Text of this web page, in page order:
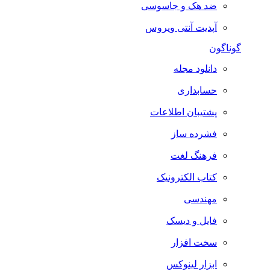
ضد هک و جاسوسی
آپدیت آنتی ویروس
گوناگون
دانلود مجله
حسابداری
پشتیبان اطلاعات
فشرده ساز
فرهنگ لغت
کتاب الکترونیک
مهندسی
فایل و دیسک
سخت افزار
ابزار لینوکس